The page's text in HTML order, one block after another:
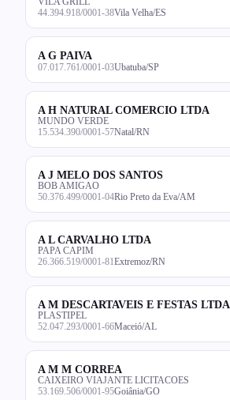
44.394.918/0001-38Vila Velha/ES
A G PAIVA
07.017.761/0001-03Ubatuba/SP
A H NATURAL COMERCIO LTDA
MUNDO VERDE
15.534.390/0001-57Natal/RN
A J MELO DOS SANTOS
BOB AMIGAO
50.376.499/0001-04Rio Preto da Eva/AM
A L CARVALHO LTDA
PAPA CAPIM
26.366.519/0001-81 Extremoz/RN
A M DESCARTAVEIS E FESTAS LTDA
PLASTIPEL
52.047.293/0001-66Maceió/AL
A M M CORREA
CAIXEIRO VIAJANTE LICITACOES
53.169.506/0001-95Goiânia/GO